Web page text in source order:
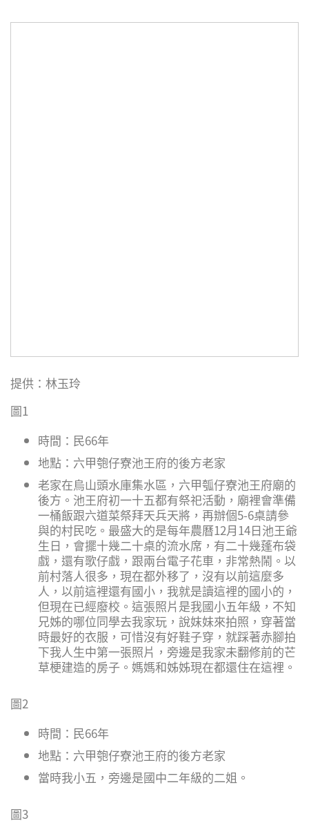
提供：林玉玲
圖1
時間：民66年
地點：六甲匏仔寮池王府的後方老家
老家在烏山頭水庫集水區，六甲瓠仔寮池王府廟的
後方。池王府初一十五都有祭祀活動，廟裡會準備
一桶飯跟六道菜祭拜天兵天將，再辦個5-6桌請參
與的村民吃。最盛大的是每年農曆12月14日池王爺
生日，會擺十幾二十桌的流水席，有二十幾蓬布袋
戲，還有歌仔戲，跟兩台電子花車，非常熱鬧。以
前村落人很多，現在都外移了，沒有以前這麼多
人，以前這裡還有國小，我就是讀這裡的國小的，
但現在已經廢校。這張照片是我國小五年級，不知
兄姊的哪位同學去我家玩，說妺妹來拍照，穿著當
時最好的衣服，可惜沒有好鞋子穿，就踩著赤腳拍
下我人生中第一張照片，旁邊是我家未翻修前的芒
草梗建造的房子。媽媽和姊姊現在都還住在這裡。
圖2
時間：民66年
地點：六甲匏仔寮池王府的後方老家
當時我小五，旁邊是國中二年級的二姐。
圖3